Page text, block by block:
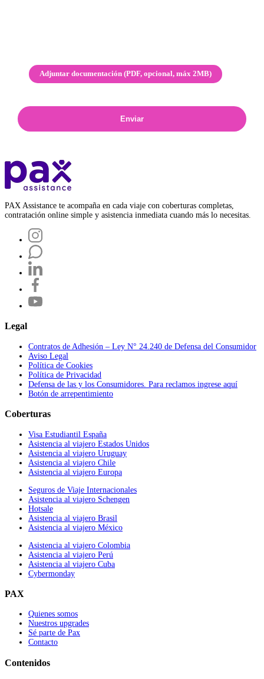
Adjuntar documentación (PDF, opcional, máx 2MB)
Enviar
PAX Assistance te acompaña en cada viaje con coberturas completas,
contratación online simple y asistencia inmediata cuando más lo necesitas.
Legal
Contratos de Adhesión – Ley N° 24.240 de Defensa del Consumidor
Aviso Legal
Política de Cookies
Política de Privacidad
Defensa de las y los Consumidores. Para reclamos ingrese aquí
Botón de arrepentimiento
Coberturas
Visa Estudiantil España
Asistencia al viajero Estados Unidos
Asistencia al viajero Uruguay
Asistencia al viajero Chile
Asistencia al viajero Europa
Seguros de Viaje Internacionales
Asistencia al viajero Schengen
Hotsale
Asistencia al viajero Brasil
Asistencia al viajero México
Asistencia al viajero Colombia
Asistencia al viajero Perú
Asistencia al viajero Cuba
Cybermonday
PAX
Quienes somos
Nuestros upgrades
Sé parte de Pax
Contacto
Contenidos